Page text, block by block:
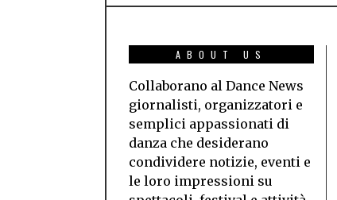
ABOUT US
Collaborano al Dance News
giornalisti, organizzatori e
semplici appassionati di
danza che desiderano
condividere notizie, eventi e
le loro impressioni su